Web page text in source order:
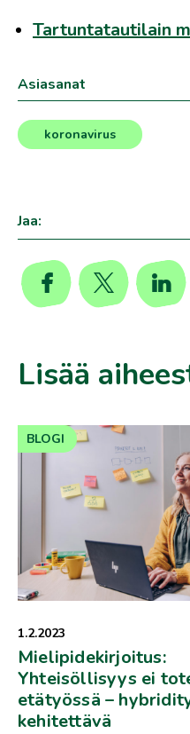
Tartuntatautilain
Asiasanat
koronavirus
Jaa:
Lisää
1.2.2023
Mielipidekirjoitus:
Yhteisöllisyys ei
etätyössä –
kehitettävä
BLOGI